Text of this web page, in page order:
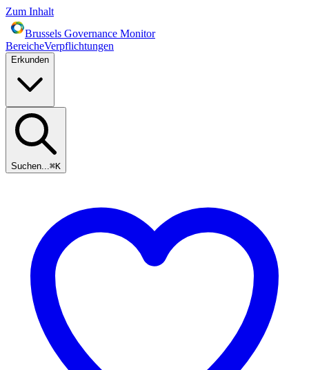
Zum Inhalt
Brussels Governance Monitor
BereicheVerpflichtungen
Erkunden
Suchen...⌘K